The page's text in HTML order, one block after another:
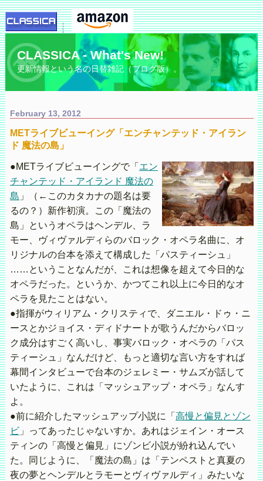
CLASSICA - What's New!
更新情報という名の日替雑記（ブログ版）。
February 13, 2012
METライブビューイング「エンチャンテッド・アイラン
ド 魔法の島」
●METライブビューイングで「 エン
チャンテッド・アイランド 魔法の
島 」（←このカタカナの題名は要
るの？）新作初演。この「魔法の
島」というオペラはヘンデル、ラ
モー、ヴィヴァルディらのバロック・オペラ名曲に、オ
リジナルの台本を添えて構成した「パスティーシュ」
……ということなんだが、これは想像を超えて今日的な
オペラだった。というか、かつてこれ以上に今日的なオ
ペラを見たことはない。
●指揮がウィリアム・クリスティで、ダニエル・ドゥ・ニ
ースとかジョイス・ディドナートが歌うんだからバロッ
ク成分はすごく高いし、事実バロック・オペラの「パス
ティーシュ」なんだけど、もっと適切な言い方をすれば
幕間インタビューで台本のジェレミー・サムズが話して
いたように、これは「マッシュアップ・オペラ」なんす
よ。
●前に紹介したマッシュアップ小説に「 高慢と偏見とゾン
ビ」ってあったじゃないすか。あれはジェイン・オース
ティンの「高慢と偏見」にゾンビ小説が紛れ込んでい
た。同じように、「魔法の島」は「テンペストと真夏の
夜の夢とヘンデルとラモーとヴィヴァルディ」みたいな